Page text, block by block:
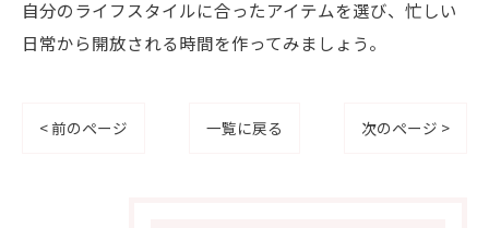
自分のライフスタイルに合ったアイテムを選び、忙しい
日常から開放される時間を作ってみましょう。
< 前のページ 一覧に戻る 次のページ >